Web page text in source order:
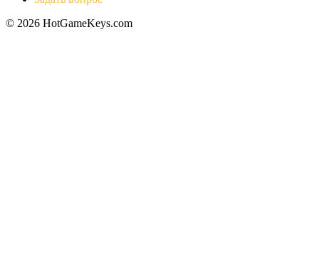
© 2026 HotGameKeys.com